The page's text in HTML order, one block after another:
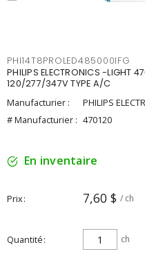
PHI14T8PROLED485000IFG
PHILIPS ELECTRONICS -LIGHT
120/277/347V TYPE A/C
Manufacturier :
PHILIPS
# Manufacturier : 470120
En inventaire
Prix 7,60 $ / ch
Quantité ch